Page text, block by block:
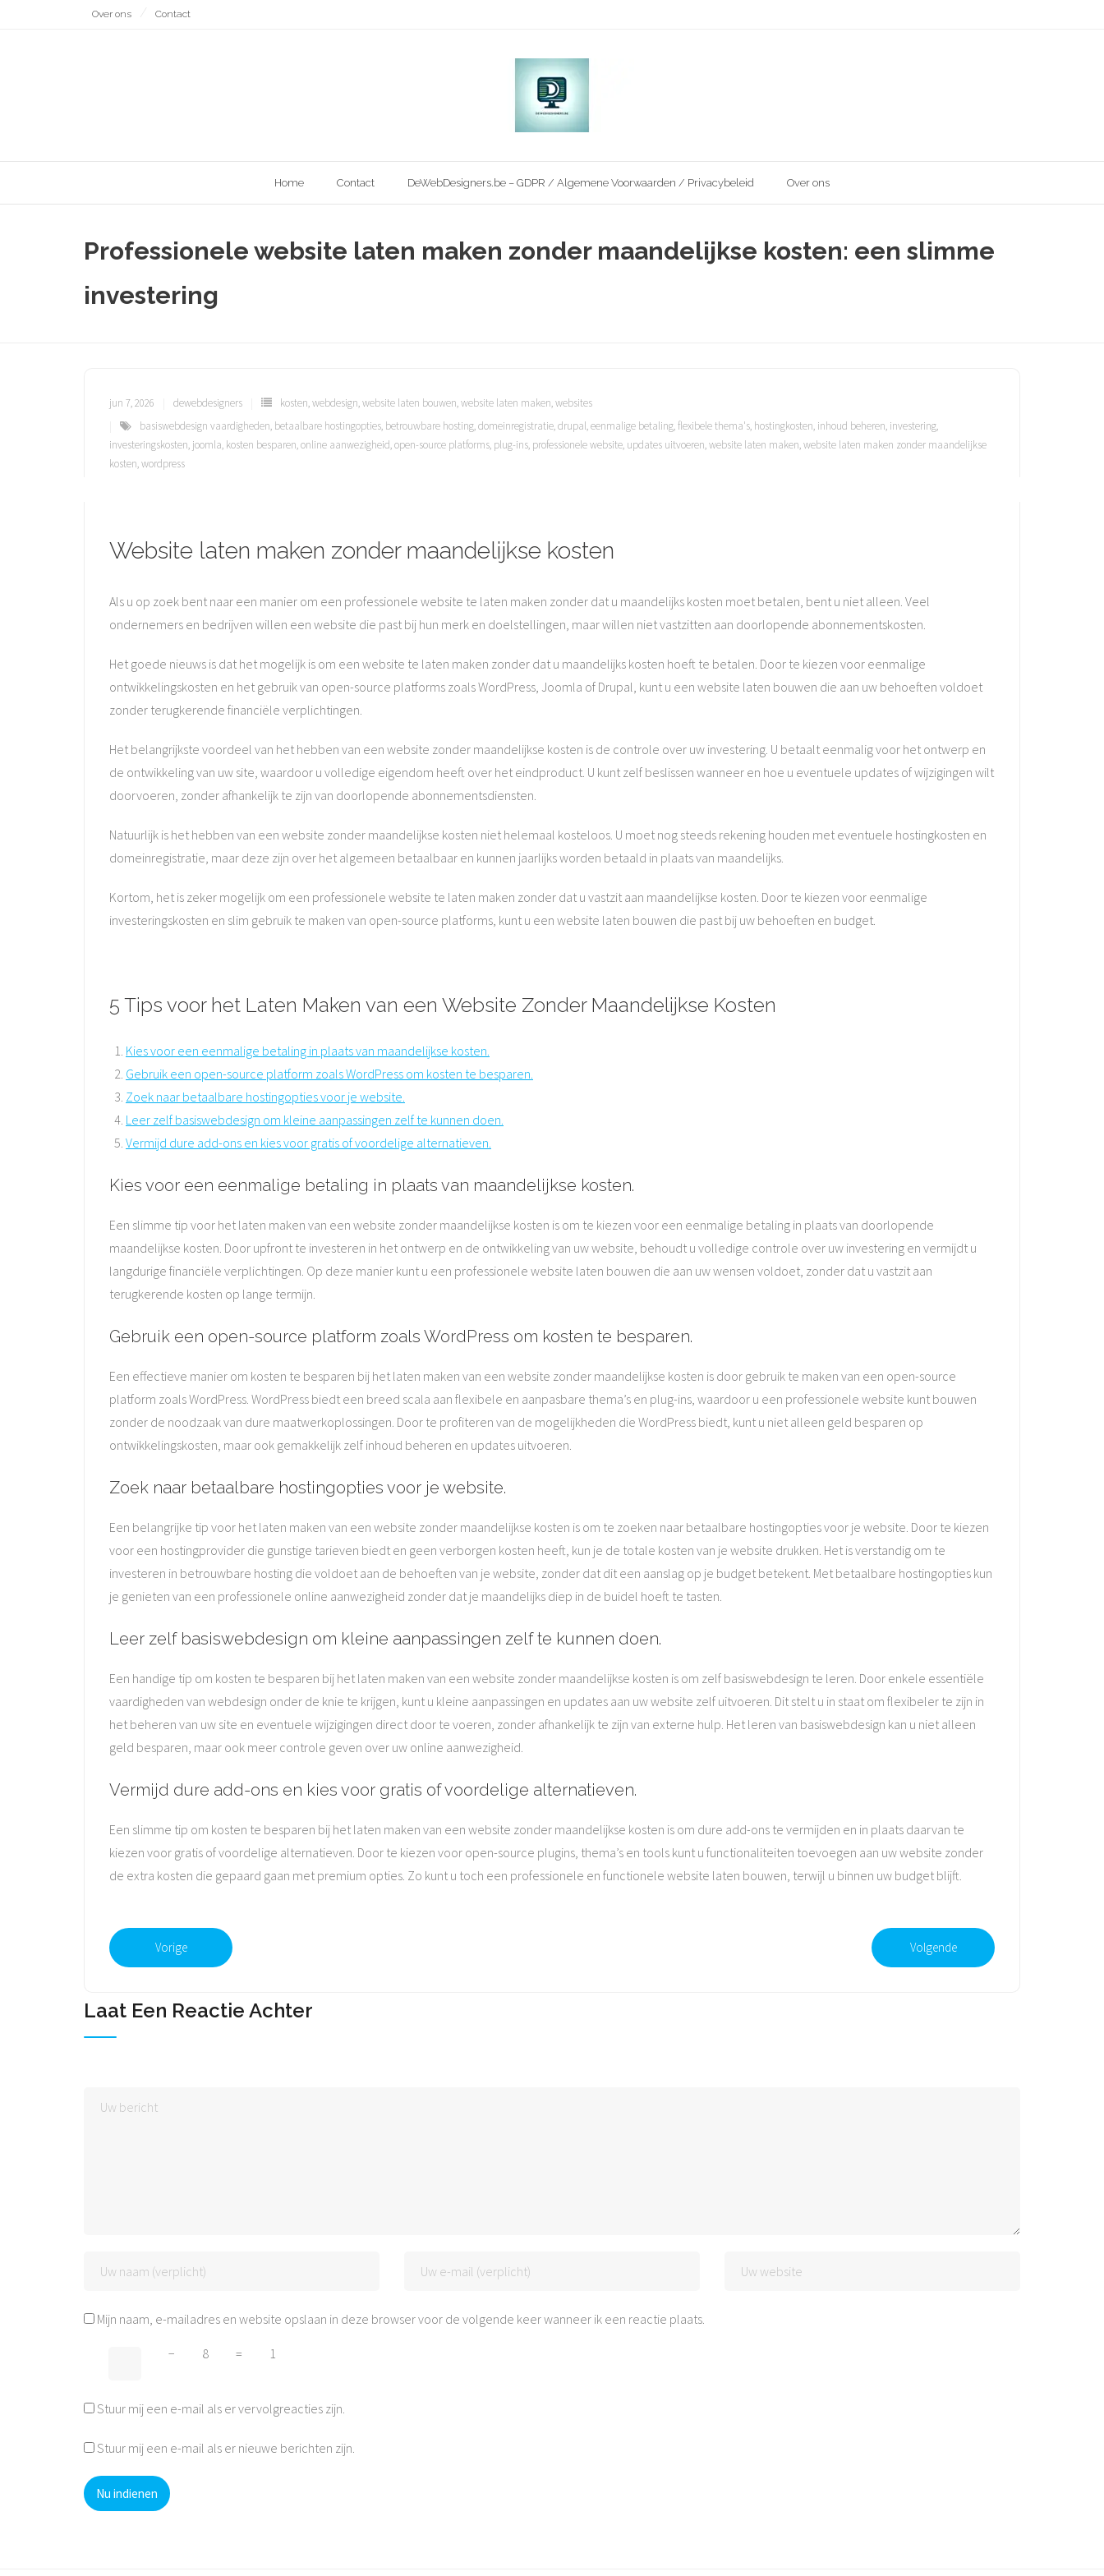
Over ons Contact
Home Contact DeWebDesigners.be – GDPR / Algemene Voorwaarden / Privacybeleid Over ons
Professionele website laten maken zonder maandelijkse kosten: een slimme
investering
jun 7, 2026 dewebdesigners kosten,webdesign,website laten bouwen,website laten maken,websites
basiswebdesign vaardigheden, betaalbare hostingopties, betrouwbare hosting,domeinregistratie,drupal,eenmalige betaling,flexibele thema's, hostingkosten, inhoud beheren, investering,
investeringskosten, joomla, kosten besparen,online aanwezigheid,open-source platforms, plug-ins, professionele website, updates uitvoeren,website laten maken,website laten maken zonder maandelijkse
kosten,wordpress
Website laten maken zonder maandelijkse kosten
Als u op zoek bent naar een manier om een professionele website te laten maken zonder dat u maandelijks kosten moet betalen, bent u niet alleen. Veel
ondernemers en bedrijven willen een website die past bij hun merk en doelstellingen, maar willen niet vastzitten aan doorlopende abonnementskosten.
Het goede nieuws is dat het mogelijk is om een website te laten maken zonder dat u maandelijks kosten hoeft te betalen. Door te kiezen voor eenmalige
ontwikkelingskosten en het gebruik van open-source platforms zoals WordPress, Joomla of Drupal, kunt u een website laten bouwen die aan uw behoeften voldoet
zonder terugkerende financiële verplichtingen.
Het belangrijkste voordeel van het hebben van een website zonder maandelijkse kosten is de controle over uw investering. U betaalt eenmalig voor het ontwerp en
de ontwikkeling van uw site, waardoor u volledige eigendom heeft over het eindproduct. U kunt zelf beslissen wanneer en hoe u eventuele updates of wijzigingen wilt
doorvoeren, zonder afhankelijk te zijn van doorlopende abonnementsdiensten.
Natuurlijk is het hebben van een website zonder maandelijkse kosten niet helemaal kosteloos. U moet nog steeds rekening houden met eventuele hostingkosten en
domeinregistratie, maar deze zijn over het algemeen betaalbaar en kunnen jaarlijks worden betaald in plaats van maandelijks.
Kortom, het is zeker mogelijk om een professionele website te laten maken zonder dat u vastzit aan maandelijkse kosten. Door te kiezen voor eenmalige
investeringskosten en slim gebruik te maken van open-source platforms, kunt u een website laten bouwen die past bij uw behoeften en budget.
5 Tips voor het Laten Maken van een Website Zonder Maandelijkse Kosten
Kies voor een eenmalige betaling in plaats van maandelijkse kosten.
Gebruik een open-source platform zoals WordPress om kosten te besparen.
Zoek naar betaalbare hostingopties voor je website.
Leer zelf basiswebdesign om kleine aanpassingen zelf te kunnen doen.
Vermijd dure add-ons en kies voor gratis of voordelige alternatieven.
Kies voor een eenmalige betaling in plaats van maandelijkse kosten.
Een slimme tip voor het laten maken van een website zonder maandelijkse kosten is om te kiezen voor een eenmalige betaling in plaats van doorlopende
maandelijkse kosten. Door upfront te investeren in het ontwerp en de ontwikkeling van uw website, behoudt u volledige controle over uw investering en vermijdt u
langdurige financiële verplichtingen. Op deze manier kunt u een professionele website laten bouwen die aan uw wensen voldoet, zonder dat u vastzit aan
terugkerende kosten op lange termijn.
Gebruik een open-source platform zoals WordPress om kosten te besparen.
Een effectieve manier om kosten te besparen bij het laten maken van een website zonder maandelijkse kosten is door gebruik te maken van een open-source
platform zoals WordPress. WordPress biedt een breed scala aan flexibele en aanpasbare thema’s en plug-ins, waardoor u een professionele website kunt bouwen
zonder de noodzaak van dure maatwerkoplossingen. Door te profiteren van de mogelijkheden die WordPress biedt, kunt u niet alleen geld besparen op
ontwikkelingskosten, maar ook gemakkelijk zelf inhoud beheren en updates uitvoeren.
Zoek naar betaalbare hostingopties voor je website.
Een belangrijke tip voor het laten maken van een website zonder maandelijkse kosten is om te zoeken naar betaalbare hostingopties voor je website. Door te kiezen
voor een hostingprovider die gunstige tarieven biedt en geen verborgen kosten heeft, kun je de totale kosten van je website drukken. Het is verstandig om te
investeren in betrouwbare hosting die voldoet aan de behoeften van je website, zonder dat dit een aanslag op je budget betekent. Met betaalbare hostingopties kun
je genieten van een professionele online aanwezigheid zonder dat je maandelijks diep in de buidel hoeft te tasten.
Leer zelf basiswebdesign om kleine aanpassingen zelf te kunnen doen.
Een handige tip om kosten te besparen bij het laten maken van een website zonder maandelijkse kosten is om zelf basiswebdesign te leren. Door enkele essentiële
vaardigheden van webdesign onder de knie te krijgen, kunt u kleine aanpassingen en updates aan uw website zelf uitvoeren. Dit stelt u in staat om flexibeler te zijn in
het beheren van uw site en eventuele wijzigingen direct door te voeren, zonder afhankelijk te zijn van externe hulp. Het leren van basiswebdesign kan u niet alleen
geld besparen, maar ook meer controle geven over uw online aanwezigheid.
Vermijd dure add-ons en kies voor gratis of voordelige alternatieven.
Een slimme tip om kosten te besparen bij het laten maken van een website zonder maandelijkse kosten is om dure add-ons te vermijden en in plaats daarvan te
kiezen voor gratis of voordelige alternatieven. Door te kiezen voor open-source plugins, thema’s en tools kunt u functionaliteiten toevoegen aan uw website zonder
de extra kosten die gepaard gaan met premium opties. Zo kunt u toch een professionele en functionele website laten bouwen, terwijl u binnen uw budget blijft.
Vorige Volgende
Laat Een Reactie Achter
Mijn naam, e-mailadres en website opslaan in deze browser voor de volgende keer wanneer ik een reactie plaats.
− 8 = 1
Stuur mij een e-mail als er vervolgreacties zijn.
Stuur mij een e-mail als er nieuwe berichten zijn.